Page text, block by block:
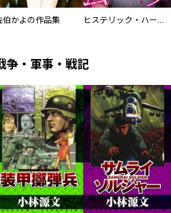
伯かよの作品集 ヒステリック・ハーレム～搾られる男と堕ちる女～【電子単行本版】
争・軍事・戦記